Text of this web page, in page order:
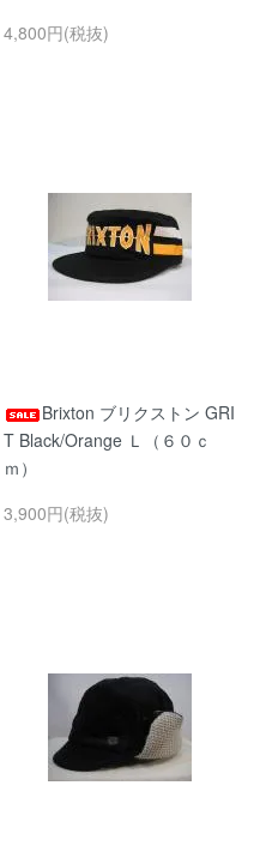
4,800円(税抜)
Brixton ブリクストン GRI
T Black/Orange Ｌ（６０ｃ
ｍ）
3,900円(税抜)